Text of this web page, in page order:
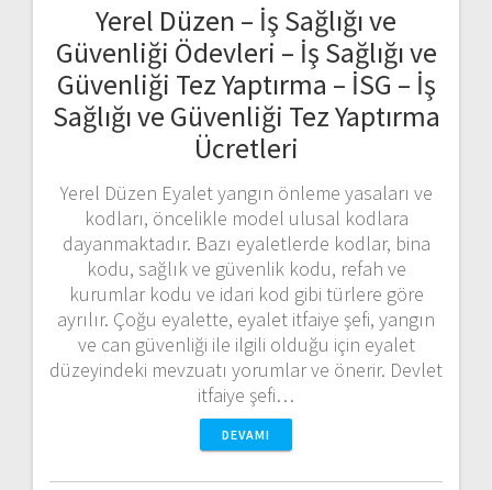
Yerel Düzen – İş Sağlığı ve
Güvenliği Ödevleri – İş Sağlığı ve
Güvenliği Tez Yaptırma – İSG – İş
Sağlığı ve Güvenliği Tez Yaptırma
Ücretleri
Yerel Düzen Eyalet yangın önleme yasaları ve
kodları, öncelikle model ulusal kodlara
dayanmaktadır. Bazı eyaletlerde kodlar, bina
kodu, sağlık ve güvenlik kodu, refah ve
kurumlar kodu ve idari kod gibi türlere göre
ayrılır. Çoğu eyalette, eyalet itfaiye şefi, yangın
ve can güvenliği ile ilgili olduğu için eyalet
düzeyindeki mevzuatı yorumlar ve önerir. Devlet
itfaiye şefi…
DEVAMI